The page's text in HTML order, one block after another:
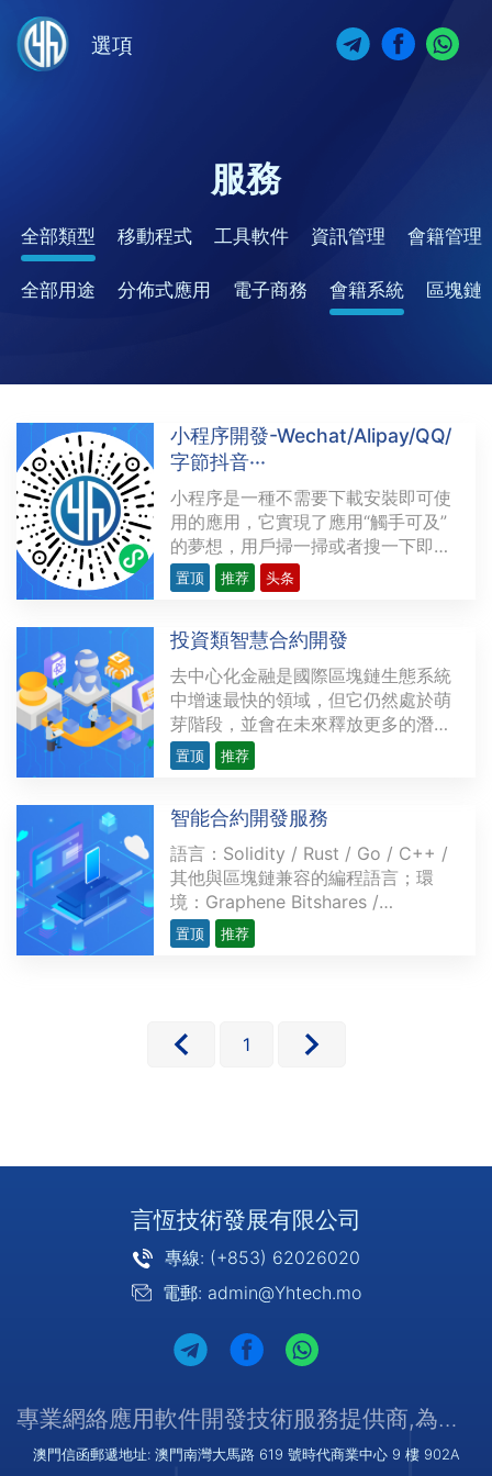
選項
服務
全部類型 移動程式 工具軟件 資訊管理 會籍管理
全部用途 分佈式應用 電子商務 會籍系統 區塊鏈
小程序開發-Wechat/Alipay/QQ/
字節抖音···
小程序是一種不需要下載安裝即可使
用的應用，它實現了應用“觸手可及”
的夢想，用戶掃一掃或者搜一下即可
打開應用。也體現了“用完即走”的理
念，用戶不用關心是否安裝太多應用
用，但又無需安裝卸載。上圖為 言恆
科技 的微信小程序展示。支持小程序
的平台微信小程序···
置顶 推荐 头条
投資類智慧合約開發
去中心化金融是國際區塊鏈生態系統
中增速最快的領域，但它仍然處於萌
芽階段，並會在未來釋放更多的潛
力。越來越多的開發者研發複雜精密
的去中心化應用程序（dApps），為
現存金融服務的替代品。這些用例涉
及的範圍從簡單交易（如P2P支付）
到多方復雜的應用不等，比···
置顶 推荐
智能合約開發服務
語言：Solidity / Rust / Go / C++ /
其他與區塊鏈兼容的編程語言；環
境：Graphene Bitshares /
Hyperledger / l3cos / TRON /
Ethereum / BSC優勢：實現簡單高
執行匿名的電子選舉，所有參與者和
置顶 推荐
1
言恆技術發展有限公司
專線: (+853) 62026020
電郵: admin@Yhtech.mo
專業網絡應用軟件開發技術服務提供商,為您提供優質/可靠的服務
澳門信函郵遞地址: 澳門南灣大馬路 619 號時代商業中心 9 樓 902A